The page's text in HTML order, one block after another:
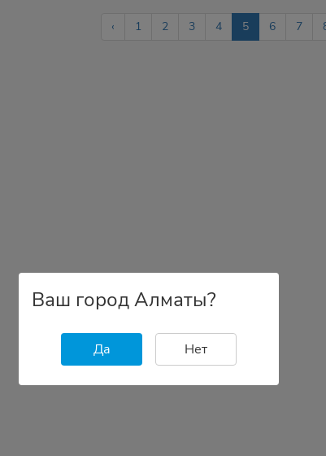
‹ 1 2 3 4 5 6 7
Ваш город Алматы?
Да Нет